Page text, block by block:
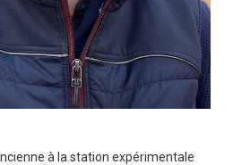
à la station expérimentale